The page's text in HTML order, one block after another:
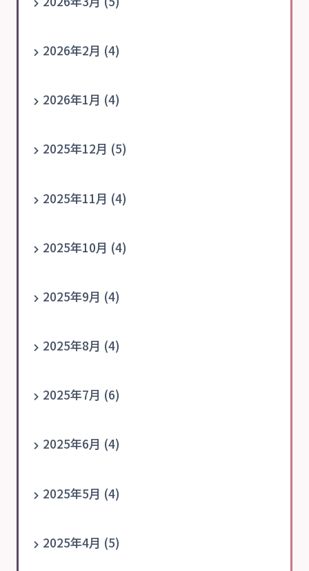
2026年2月 (4)
2026年1月 (4)
2025年12月 (5)
2025年11月 (4)
2025年10月 (4)
2025年9月 (4)
2025年8月 (4)
2025年7月 (6)
2025年6月 (4)
2025年5月 (4)
2025年4月 (5)